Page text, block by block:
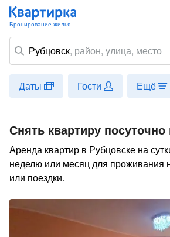
Рубцовск, район, улица, место
Даты Гости Ещё
Снять квартиру
Аренда квартир в Рубцовске на
неделю или месяц для проживания
или поездки.